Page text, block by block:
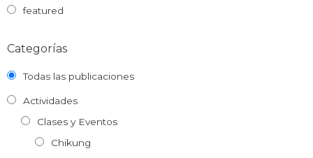
featured
Categorías
Todas las publicaciones
Actividades
Clases y Eventos
Chikung